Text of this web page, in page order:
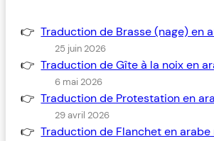
Traduction de Brasse (nage) en
25 juin 2026
Traduction de Gîte à la noix en
6 mai 2026
Traduction de Protestation en
29 avril 2026
Traduction de Flanchet en